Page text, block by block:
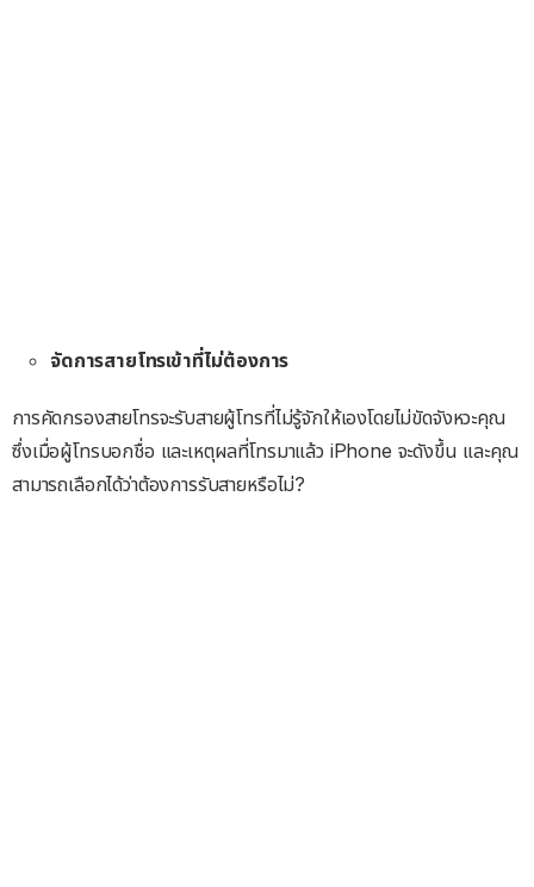
จัดการสายโทรเข้าที่ไม่ต้องการ
การคัดกรองสายโทรจะรับสายผู้โทรที่ไม่รู้จักให้เองโดยไม่ขัดจังหวะคุณ
ซึ่งเมื่อผู้โทรบอกชื่อ และเหตุผลที่โทรมาแล้ว iPhone จะดังขึ้น และคุณ
สามารถเลือกได้ว่าต้องการรับสายหรือไม่?